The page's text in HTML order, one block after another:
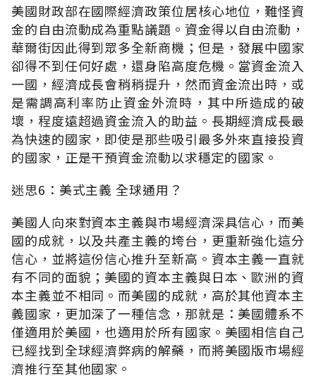
美國財政部在國際經濟政策位居核心地位，難怪資
金的自由流動成為重點議題。資金得以自由流動，
華爾街因此得到眾多全新商機；但是，發展中國家
卻得不到任何好處，還身陷高度危機。當資金流入
一國，經濟成長會稍稍提升，然而資金流出時，或
是需調高利率防止資金外流時，其中所造成的破
壞，程度遠超過資金流入的助益。長期經濟成長最
為快速的國家，即使是那些吸引最多外來直接投資
的國家，正是干預資金流動以求穩定的國家。
迷思6：美式主義 全球通用？
美國人向來對資本主義與市場經濟深具信心，而美
國的成就，以及共產主義的垮台，更重新強化這分
信心，並將這份信心推升至新高。資本主義一直就
有不同的面貌；美國的資本主義與日本、歐洲的資
本主義並不相同。而美國的成就，高於其他資本主
義國家，更加深了一種信念，那就是：美國體系不
僅適用於美國，也適用於所有國家。美國相信自己
已經找到全球經濟弊病的解藥，而將美國版市場經
濟推行至其他國家。